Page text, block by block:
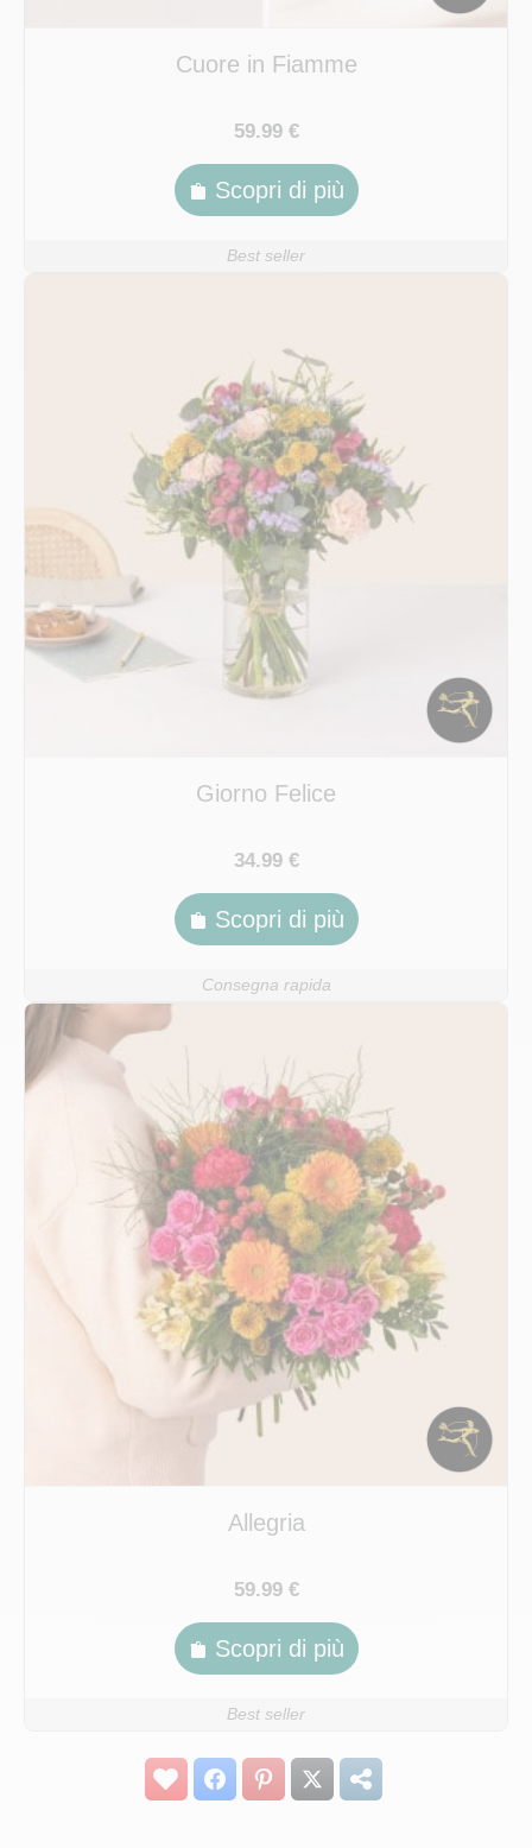
Cuore in Fiamme
59.99 €
Scopri di più
Best seller
Giorno Felice
34.99 €
Scopri di più
Consegna rapida
Allegria
59.99 €
Scopri di più
Best seller